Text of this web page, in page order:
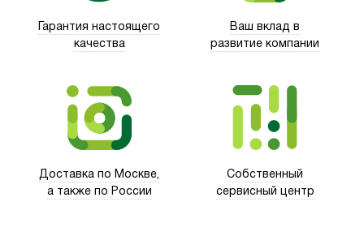
Гарантия настоящего
качества
Ваш вклад в
развитие компании
Доставка по Москве,
а также по России
Собственный
сервисный центр